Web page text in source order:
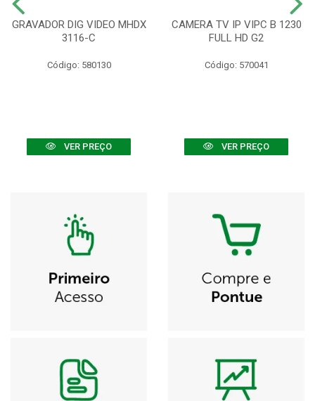
GRAVADOR DIG VIDEO MHDX
3116-C
Código: 580130
VER PREÇO
CAMERA TV IP VIPC B 1230
FULL HD G2
Código: 570041
VER PREÇO